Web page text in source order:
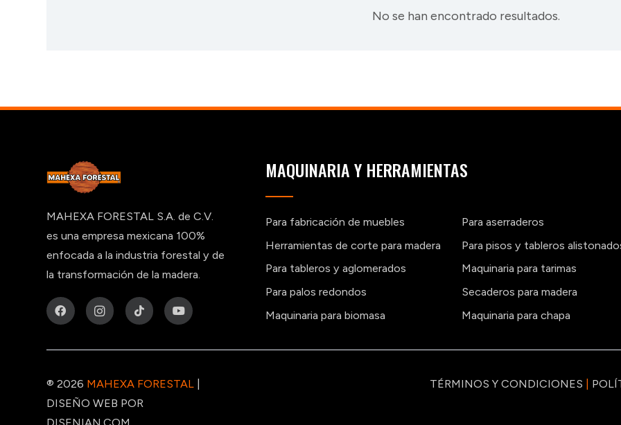
No se han encontrado resultados.
MAHEXA FORESTAL S.A. de C.V.
es una empresa mexicana 100%
enfocada a la industria forestal y de
la transformación de la madera.
MAQUINARIA Y HERRAMIENTAS
Para fabricación de muebles
Para aserraderos
Herramientas de corte para madera
Para pisos y tableros
Para tableros y aglomerados
Maquinaria para tarimas
Para palos redondos
Secaderos para madera
Maquinaria para biomasa
Maquinaria para chapa
® 2026 MAHEXA FORESTAL
DISEÑO WEB POR
TÉRMINOS Y CONDICIONES